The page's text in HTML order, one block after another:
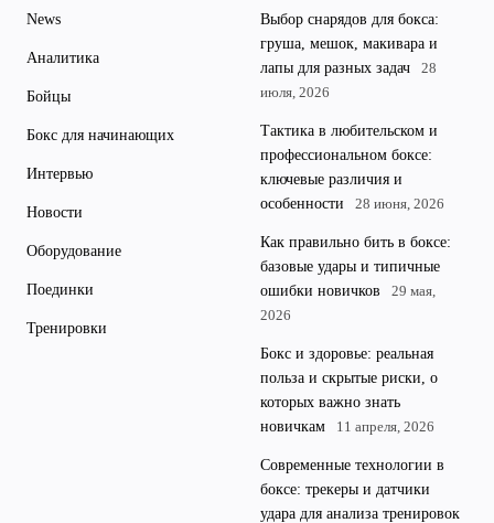
News
Аналитика
Бойцы
Бокс для начинающих
Интервью
Новости
Оборудование
Поединки
Тренировки
Выбор снарядов для бокса:
груша, мешок, макивара и
лапы для разных задач
28
июля, 2026
Тактика в любительском и
профессиональном боксе:
ключевые различия и
особенности
28 июня, 2026
Как правильно бить в боксе:
базовые удары и типичные
ошибки новичков
29 мая,
2026
Бокс и здоровье: реальная
польза и скрытые риски, о
которых важно знать
новичкам
11 апреля, 2026
Современные технологии в
боксе: трекеры и датчики
удара для анализа тренировок